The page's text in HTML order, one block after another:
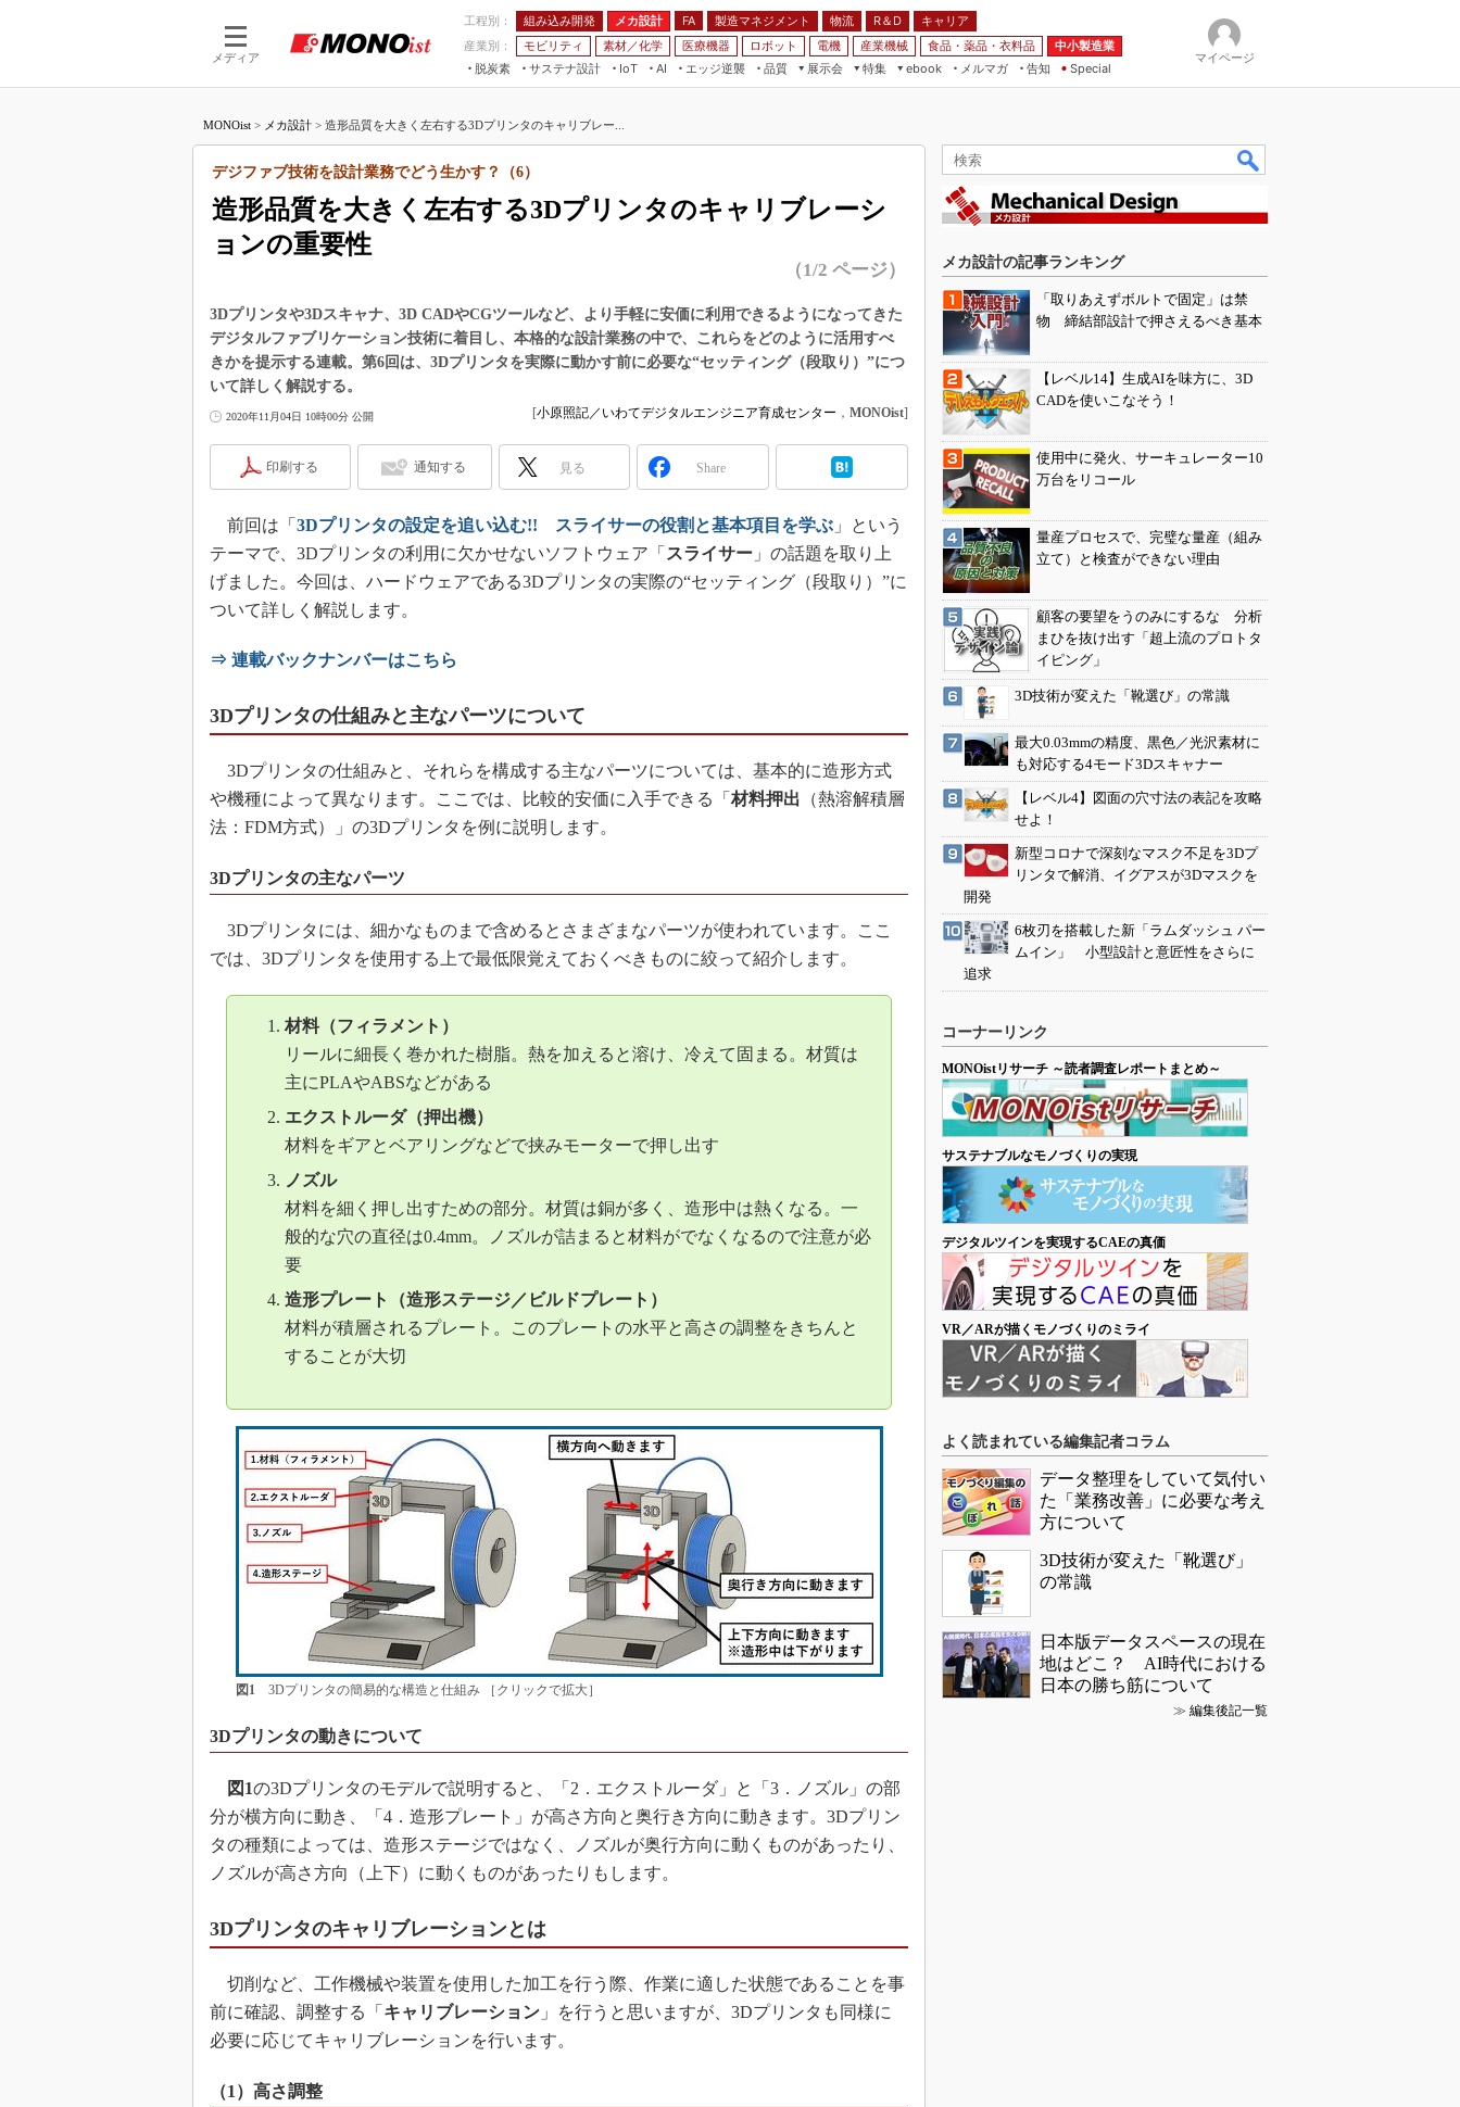
メディア
工程別： 組み込み開発 メカ設計 FA 製造マネジメント 物流 R＆D
キャリア
産業別：
モビリティ 素材／化学 医療機器 ロボット 電機 産業機械 食品・薬品・衣料品
中小製造業
脱炭素
サステナ設計
IoT
つながる工場
つながるサービス
AI
AI×設備保全
Physical AI
エッジ逆襲 品質
展示会
JIMTOF
IIFES
TECHNO-FRONTIER
人テク展
スマート工場EXPO
EdgeTech+
日本ものづくりワールド
AUTOMOTIVE WORLD
特集
フィールドサービス
組み込みモデリング
Windows Embedded
無償設計ツール
3Dプリンタ
デジタルツインとCAE
S＆OP
インダストリー4.0
知財マネジメント
海外生産
新型コロナへの対応
ebook
モビリティ
メルマガ
告知 Special
マイページ
MONOist > メカ設計 > 造形品質を大きく左右する3Dプリンタのキャリブレー...
造形品質を大きく左右する3Dプリンタのキャリブレーシ
ョンの重要性
デジファブ技術を設計業務でどう生かす？（6）
（1/2 ページ）
3Dプリンタや3Dスキャナ、3D CADやCGツールなど、より手軽に安価に利用できるようになってきた
デジタルファブリケーション技術に着目し、本格的な設計業務の中で、これらをどのように活用すべ
きかを提示する連載。第6回は、3Dプリンタを実際に動かす前に必要な“セッティング（段取り）”につ
いて詳しく解説する。
2020年11月04日 10時00分 公開 [小原照記／いわてデジタルエンジニア育成センター ， MONOist]
印刷する 通知する 見る Share
前回は「 3Dプリンタの設定を追い込む!! スライサーの役割と基本項目を学ぶ 」という
テーマで、3Dプリンタの利用に欠かせないソフトウェア「 スライサー 」の話題を取り上
げました。今回は、ハードウェアである3Dプリンタの実際の“セッティング（段取り）”に
ついて詳しく解説します。
⇒ 連載バックナンバーはこちら
3Dプリンタの仕組みと主なパーツについて
3Dプリンタの仕組みと、それらを構成する主なパーツについては、基本的に造形方式
や機種によって異なります。ここでは、比較的安価に入手できる「 材料押出 （熱溶解積層
法：FDM方式）」の3Dプリンタを例に説明します。
3Dプリンタの主なパーツ
3Dプリンタには、細かなものまで含めるとさまざまなパーツが使われています。ここ
では、3Dプリンタを使用する上で最低限覚えておくべきものに絞って紹介します。
材料（フィラメント）
リールに細長く巻かれた樹脂。熱を加えると溶け、冷えて固まる。材質は
主にPLAやABSなどがある
エクストルーダ（押出機）
材料をギアとベアリングなどで挟みモーターで押し出す
ノズル
材料を細く押し出すための部分。材質は銅が多く、造形中は熱くなる。一
般的な穴の直径は0.4mm。ノズルが詰まると材料がでなくなるので注意が必
要
造形プレート（造形ステージ／ビルドプレート）
材料が積層されるプレート。このプレートの水平と高さの調整をきちんと
することが大切
図13Dプリンタの簡易的な構造と仕組み ［クリックで拡大］
3Dプリンタの動きについて
図1の3Dプリンタのモデルで説明すると、「2．エクストルーダ」と「3．ノズル」の部
分が横方向に動き、「4．造形プレート」が高さ方向と奥行き方向に動きます。3Dプリン
タの種類によっては、造形ステージではなく、ノズルが奥行方向に動くものがあったり、
ノズルが高さ方向（上下）に動くものがあったりもします。
3Dプリンタのキャリブレーションとは
切削など、工作機械や装置を使用した加工を行う際、作業に適した状態であることを事
前に確認、調整する「 キャリブレーション 」を行うと思いますが、3Dプリンタも同様に
必要に応じてキャリブレーションを行います。
（1）高さ調整
メカ設計の記事ランキング
「取りあえずボルトで固定」は禁
物 締結部設計で押さえるべき基本
【レベル14】生成AIを味方に、3D
CADを使いこなそう！
使用中に発火、サーキュレーター10
万台をリコール
量産プロセスで、完璧な量産（組み
立て）と検査ができない理由
顧客の要望をうのみにするな 分析
まひを抜け出す「超上流のプロトタ
イピング」
3D技術が変えた「靴選び」の常識
最大0.03mmの精度、黒色／光沢素材に
も対応する4モード3Dスキャナー
【レベル4】図面の穴寸法の表記を攻略
せよ！
新型コロナで深刻なマスク不足を3Dプ
リンタで解消、イグアスが3Dマスクを
開発
6枚刃を搭載した新「ラムダッシュ パー
ムイン」 小型設計と意匠性をさらに
追求
コーナーリンク
MONOistリサーチ ～読者調査レポートまとめ～
サステナブルなモノづくりの実現
デジタルツインを実現するCAEの真価
VR／ARが描くモノづくりのミライ
よく読まれている編集記者コラム
データ整理をしていて気付い
た「業務改善」に必要な考え
方について
3D技術が変えた「靴選び」
の常識
日本版データスペースの現在
地はどこ？ AI時代における
日本の勝ち筋について
≫ 編集後記一覧